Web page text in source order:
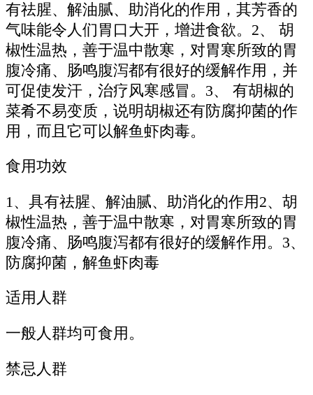
有祛腥、解油腻、助消化的作用，其芳香的
气味能令人们胃口大开，增进食欲。2、 胡
椒性温热，善于温中散寒，对胃寒所致的胃
腹冷痛、肠鸣腹泻都有很好的缓解作用，并
可促使发汗，治疗风寒感冒。3、 有胡椒的
菜肴不易变质，说明胡椒还有防腐抑菌的作
用，而且它可以解鱼虾肉毒。
食用功效
1、具有祛腥、解油腻、助消化的作用2、胡
椒性温热，善于温中散寒，对胃寒所致的胃
腹冷痛、肠鸣腹泻都有很好的缓解作用。3、
防腐抑菌，解鱼虾肉毒
适用人群
一般人群均可食用。
禁忌人群